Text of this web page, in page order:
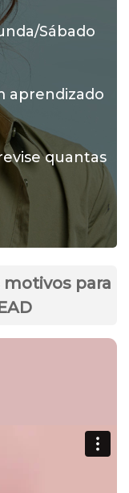
Sábado
aprendizado
quantas
para